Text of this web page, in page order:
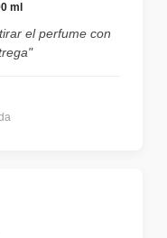
ml
el perfume con